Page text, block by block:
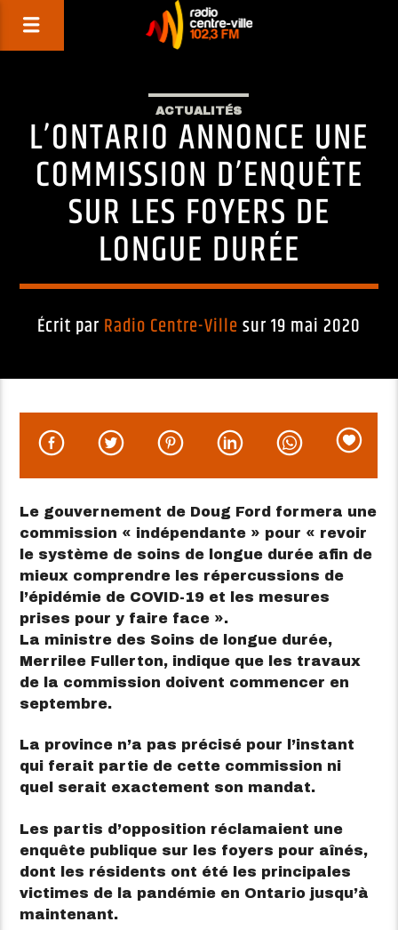
ACTUALITÉS
L’ONTARIO ANNONCE UNE
COMMISSION D’ENQUÊTE
SUR LES FOYERS DE
LONGUE DURÉE
Écrit par Radio Centre-Villesur 19 mai 2020
Le gouvernement de Doug Ford formera une
commission « indépendante » pour « revoir
le système de soins de longue durée afin de
mieux comprendre les répercussions de
l’épidémie de COVID-19 et les mesures
prises pour y faire face ».
La ministre des Soins de longue durée,
Merrilee Fullerton, indique que les travaux
de la commission doivent commencer en
septembre.
La province n’a pas précisé pour l’instant
qui ferait partie de cette commission ni
quel serait exactement son mandat.
Les partis d’opposition réclamaient une
enquête publique sur les foyers pour aînés,
dont les résidents ont été les principales
victimes de la pandémie en Ontario jusqu’à
maintenant.